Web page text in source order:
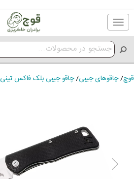
Toggle
navigation
قوچ/چاقوهای جیبی/چاقو جیبی بلک فاکس تینی BF-785 G10